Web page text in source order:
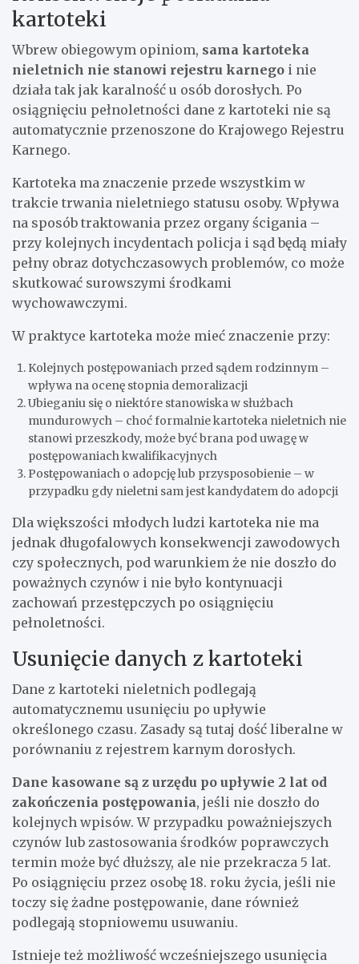
kartoteki
Wbrew obiegowym opiniom, sama kartoteka
nieletnich nie stanowi rejestru karnego i nie
działa tak jak karalność u osób dorosłych. Po
osiągnięciu pełnoletności dane z kartoteki nie są
automatycznie przenoszone do Krajowego Rejestru
Karnego.
Kartoteka ma znaczenie przede wszystkim w
trakcie trwania nieletniego statusu osoby. Wpływa
na sposób traktowania przez organy ścigania –
przy kolejnych incydentach policja i sąd będą miały
pełny obraz dotychczasowych problemów, co może
skutkować surowszymi środkami
wychowawczymi.
W praktyce kartoteka może mieć znaczenie przy:
Kolejnych postępowaniach przed sądem rodzinnym –
wpływa na ocenę stopnia demoralizacji
Ubieganiu się o niektóre stanowiska w służbach
mundurowych – choć formalnie kartoteka nieletnich nie
stanowi przeszkody, może być brana pod uwagę w
postępowaniach kwalifikacyjnych
Postępowaniach o adopcję lub przysposobienie – w
przypadku gdy nieletni sam jest kandydatem do adopcji
Dla większości młodych ludzi kartoteka nie ma
jednak długofalowych konsekwencji zawodowych
czy społecznych, pod warunkiem że nie doszło do
poważnych czynów i nie było kontynuacji
zachowań przestępczych po osiągnięciu
pełnoletności.
Usunięcie danych z kartoteki
Dane z kartoteki nieletnich podlegają
automatycznemu usunięciu po upływie
określonego czasu. Zasady są tutaj dość liberalne w
porównaniu z rejestrem karnym dorosłych.
Dane kasowane są z urzędu po upływie 2 lat od
zakończenia postępowania, jeśli nie doszło do
kolejnych wpisów. W przypadku poważniejszych
czynów lub zastosowania środków poprawczych
termin może być dłuższy, ale nie przekracza 5 lat.
Po osiągnięciu przez osobę 18. roku życia, jeśli nie
toczy się żadne postępowanie, dane również
podlegają stopniowemu usuwaniu.
Istnieje też możliwość wcześniejszego usunięcia